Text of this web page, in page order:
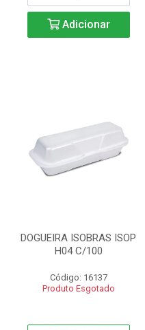
Adicionar
DOGUEIRA ISOBRAS ISOP
H04 C/100
Código: 16137
Produto Esgotado